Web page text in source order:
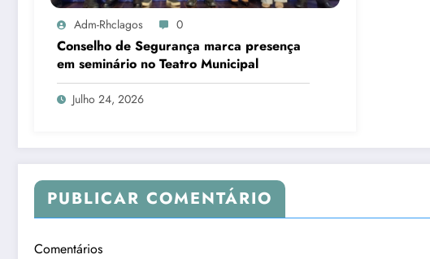
Adm-Rhclagos 0
Conselho de Segurança marca presença
em seminário no Teatro Municipal
Julho 24, 2026
PUBLICAR COMENTÁRIO
Comentários